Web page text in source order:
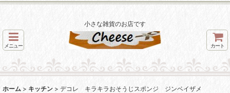
小さな雑貨のお店です
メニュー カート
ホーム > キッチン > デコレ キラキラおそうじスポンジ ジンベイザメ